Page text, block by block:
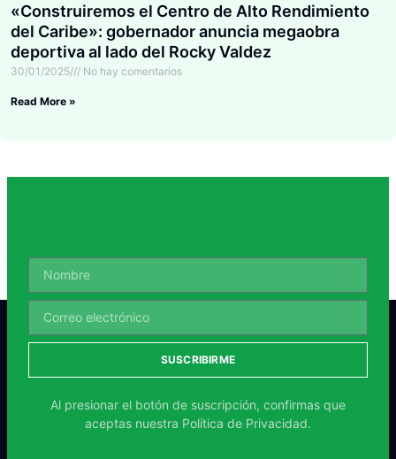
«Construiremos el Centro de Alto Rendimiento
del Caribe»: gobernador anuncia megaobra
deportiva al lado del Rocky Valdez
30/01/2025 No hay comentarios
Read More »
SUSCRIBIRME
Al presionar el botón de suscripción, confirmas que
aceptas nuestra Política de Privacidad.